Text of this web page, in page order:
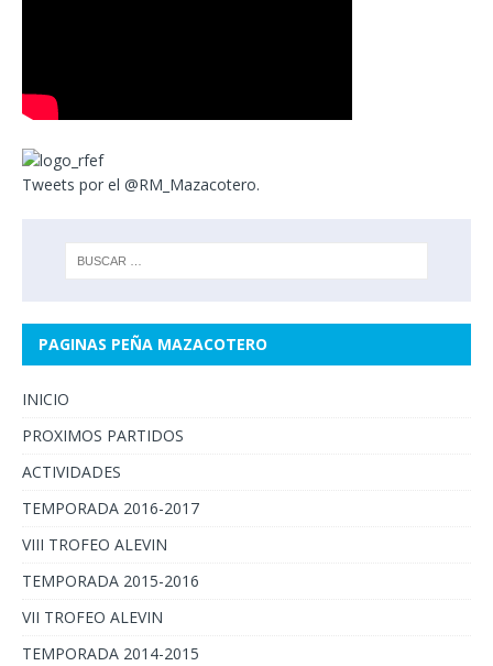
Tweets por el @RM_Mazacotero.
PAGINAS PEÑA MAZACOTERO
INICIO
PROXIMOS PARTIDOS
ACTIVIDADES
TEMPORADA 2016-2017
VIII TROFEO ALEVIN
TEMPORADA 2015-2016
VII TROFEO ALEVIN
TEMPORADA 2014-2015